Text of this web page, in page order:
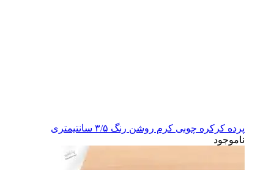
پرده کرکره چوبی کرم روشن رنگ ۳/۵ سانتیمتری
ناموجود